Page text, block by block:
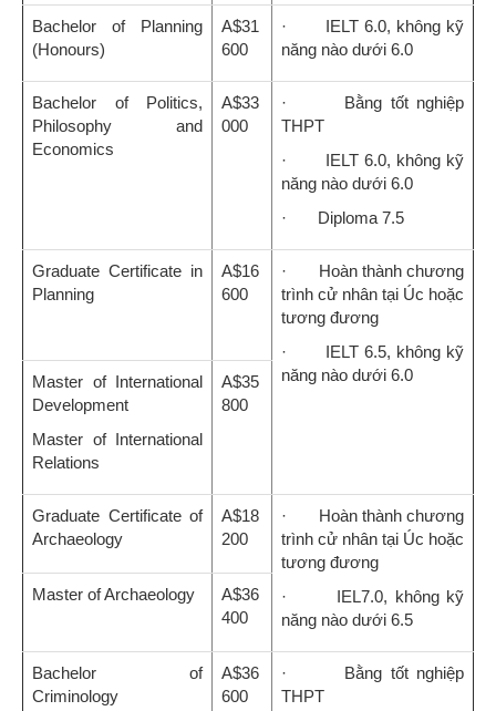
Bachelor of Planning
(Honours)
A$31
600
· IELT 6.0, không kỹ
năng nào dưới 6.0
Bachelor of Politics,
Philosophy and
Economics
A$33
000
· Bằng tốt nghiệp
THPT
· IELT 6.0, không kỹ
năng nào dưới 6.0
· Diploma 7.5
Graduate Certificate in
Planning
A$16
600
· Hoàn thành chương
trình cử nhân tại Úc hoặc
tương đương
· IELT 6.5, không kỹ
năng nào dưới 6.0
Master of International
Development
Master of International
Relations
A$35
800
Graduate Certificate of
Archaeology
A$18
200
· Hoàn thành chương
trình cử nhân tại Úc hoặc
tương đương
· IEL7.0, không kỹ
năng nào dưới 6.5
Master of Archaeology
A$36
400
Bachelor of
Criminology
A$36
600
· Bằng tốt nghiệp
THPT